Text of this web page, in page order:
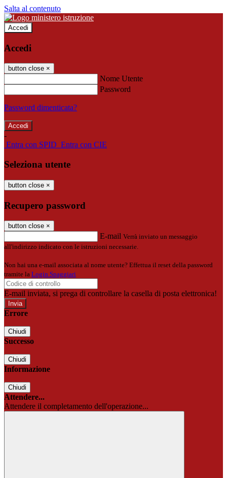
Salta al contenuto
Accedi
Accedi
button close ×
Nome Utente
Password
Password dimenticata?
-
Entra con SPID Entra con CIE
Seleziona utente
button close ×
Recupero password
button close ×
E-mail Verrà inviato un messaggio
all'indirizzo indicato con le istruzioni necessarie.
Non hai una e-mail associata al nome utente? Effettua il reset della password
tramite la Login Spaggiari
E-mail inviata, si prega di controllare la casella di posta elettronica!
Errore
Chiudi
Successo
Chiudi
Informazione
Chiudi
Attendere...
Attendere il completamento dell'operazione...